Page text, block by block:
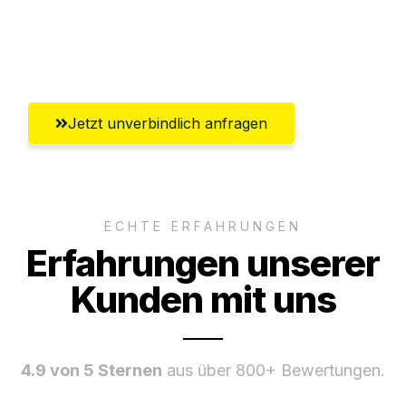
Jetzt unverbindlich anfragen
ECHTE ERFAHRUNGEN
Erfahrungen unserer
Kunden mit uns
4.9 von 5 Sternen aus über 800+ Bewertungen.